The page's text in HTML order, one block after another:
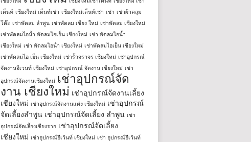
เต็นท์ เชียงใหม่ เต็นท์เช่า เชียงใหม่เต็นท์เช่า เช่า เช่าผ้าคลุม
โต๊ะ เช่าพัดลม ลำพูน เช่าพัดลม เชียง ใหม่ เช่าพัดลม เชียงใหม่
เช่าพัดลมไอน้ำ พัดลมไอเย็น เชียงใหม่ เช่า พัดลมไอน้ำ
เชียงใหม่ เช่า พัดลมไอน้ํา เชียงใหม่ เช่าพัดลมไอเย็น เชียงใหม่
เช่าพัดลมไอ เย็น เชียงใหม่ เช่ารั้วจราจร เชียงใหม่ เช่าอุปกรณ์
จัดงานอีเวนท์ เชียงใหม่ เช่าอุปกรณ์ จัดงาน เชียงใหม่ เช่า
อุปกรณ์จัดงานเชียงใหม่ เช่าอุปกรณ์จัด
งาน เชียงใหม่ เช่าอุปกรณ์จัดงานเลี้ยง
เชียงใหม่ เช่าอุปกรณ์จัดงานแต่ง เชียงใหม่ เช่าอุปกรณ์
จัดเลี้ยงลําพูน เช่าอุปกรณ์จัดเลี้ยง ลําพูน เช่า
อุปกรณ์จัดเลี้ยงเชียงราย เช่าอุปกรณ์จัดเลี้ยง
เชียงใหม่ เช่าอุปกรณ์อีเว้นท์ เชียงใหม่ เช่า อุปกรณ์อีเว้นท์